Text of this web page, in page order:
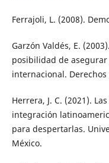
Ferrajoli, L. (2008).
Garzón Valdés, E.
posibilidad de
internacional.
Herrera, J. C. (2021).
integración
para despertarlas.
México.